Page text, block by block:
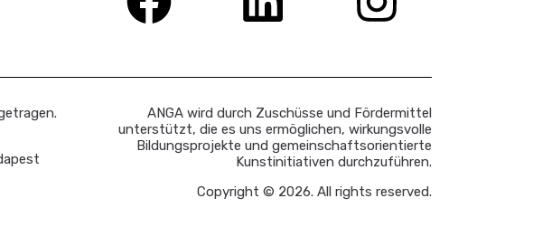
ANGA wird durch Zuschüsse und Fördermittel
unterstützt, die es uns ermöglichen, wirkungsvolle
Bildungsprojekte und gemeinschaftsorientierte
Kunstinitiativen durchzuführen.
Copyright © 2026. All rights reserved.